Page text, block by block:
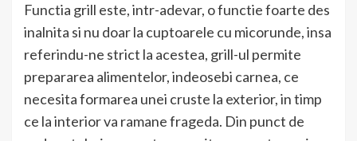
Functia grill este, intr-adevar, o functie foarte des
inalnita si nu doar la cuptoarele cu micorunde, insa
referindu-ne strict la acestea, grill-ul permite
prepararea alimentelor, indeosebi carnea, ce
necesita formarea unei cruste la exterior, in timp
ce la interior va ramane frageda. Din punct de